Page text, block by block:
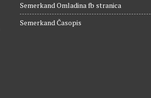
Semerkand Omladina fb stranica
Semerkand Časopis